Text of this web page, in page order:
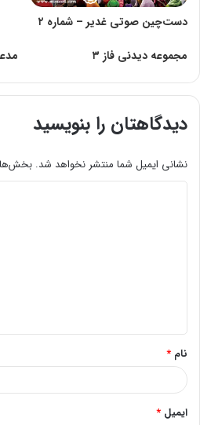
دست‌چین صوتی غدیر – شماره ۲
مجموعه دیدنی فاز ۳
دیدگاهتان را بنویسید
نشانی ایمیل شما منتشر نخواهد شد.
*
نام *
ایمیل *